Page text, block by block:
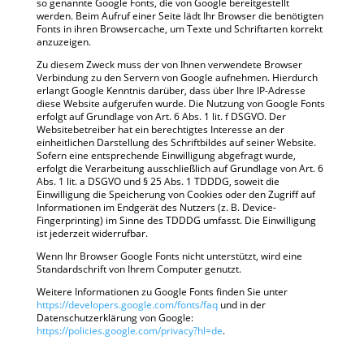
so genannte Google Fonts, die von Google bereitgestellt
werden. Beim Aufruf einer Seite lädt Ihr Browser die benötigten
Fonts in ihren Browsercache, um Texte und Schriftarten korrekt
anzuzeigen.
Zu diesem Zweck muss der von Ihnen verwendete Browser
Verbindung zu den Servern von Google aufnehmen. Hierdurch
erlangt Google Kenntnis darüber, dass über Ihre IP-Adresse
diese Website aufgerufen wurde. Die Nutzung von Google Fonts
erfolgt auf Grundlage von Art. 6 Abs. 1 lit. f DSGVO. Der
Websitebetreiber hat ein berechtigtes Interesse an der
einheitlichen Darstellung des Schriftbildes auf seiner Website.
Sofern eine entsprechende Einwilligung abgefragt wurde,
erfolgt die Verarbeitung ausschließlich auf Grundlage von Art. 6
Abs. 1 lit. a DSGVO und § 25 Abs. 1 TDDDG, soweit die
Einwilligung die Speicherung von Cookies oder den Zugriff auf
Informationen im Endgerät des Nutzers (z. B. Device-
Fingerprinting) im Sinne des TDDDG umfasst. Die Einwilligung
ist jederzeit widerrufbar.
Wenn Ihr Browser Google Fonts nicht unterstützt, wird eine
Standardschrift von Ihrem Computer genutzt.
Weitere Informationen zu Google Fonts finden Sie unter
https://developers.google.com/fonts/faqund in der
Datenschutzerklärung von Google:
https://policies.google.com/privacy?hl=de.